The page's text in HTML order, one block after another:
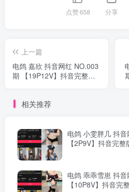
点赞658 分享
上一篇
电鸽 嘉欣 抖音网红 NO.003
期 【19P12V】抖音完整版
相关推荐
电鸽 小雯胖几 抖
【2P9V】抖音完
电鸽 乖乖雪崽 抖
【10P8V】抖音完